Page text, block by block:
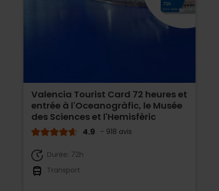
Valencia Tourist Card 72 heures et
entrée à l'Oceanogràfic, le Musée
des Sciences et l'Hemisfèric
4.9 - 918 avis
Durée: 72h
Transport